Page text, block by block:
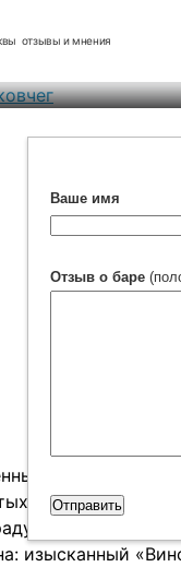
отзывы и мнения
Ваше имя
Отзыв о баре
день уносит
куполов семи
и
изысканный